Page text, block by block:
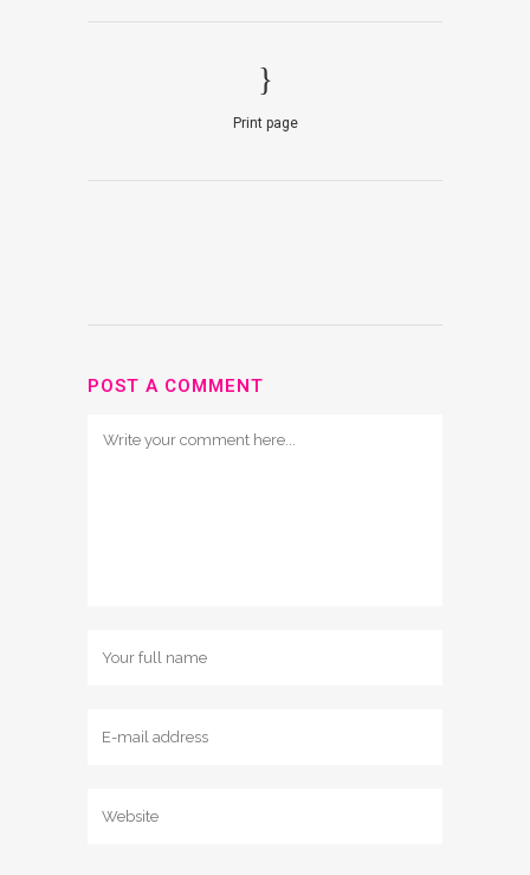
Print page
POST A COMMENT